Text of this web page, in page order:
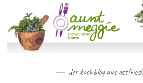
content
der kochblog aus